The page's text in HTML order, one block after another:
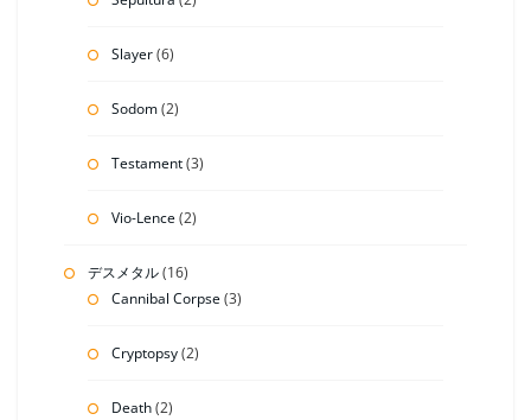
Slayer(6)
Sodom(2)
Testament(3)
Vio-Lence(2)
デスメタル(16)
Cannibal Corpse(3)
Cryptopsy(2)
Death(2)